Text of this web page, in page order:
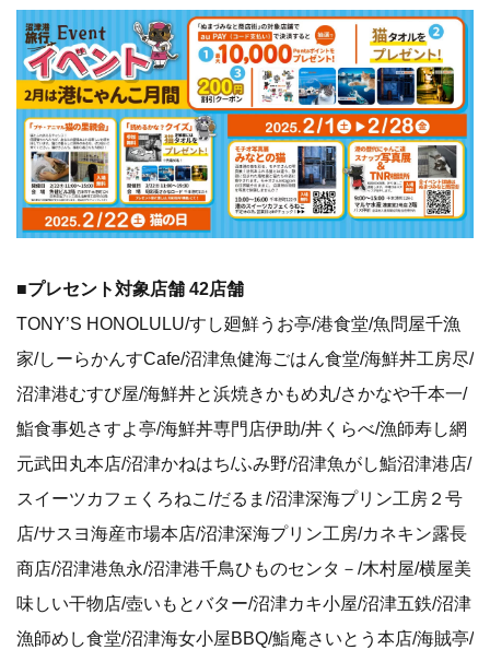
■プレセント対象店舗 42店舗
TONY’S HONOLULU/すし廻鮮うお亭/港食堂/魚問屋千漁
家/しーらかんすCafe/沼津魚健海ごはん食堂/海鮮丼工房尽/
沼津港むすび屋/海鮮丼と浜焼きかもめ丸/さかなや千本一/
鮨食事処さすよ亭/海鮮丼専門店伊助/丼くらべ/漁師寿し網
元武田丸本店/沼津かねはち/ふみ野/沼津魚がし鮨沼津港店/
スイーツカフェくろねこ/だるま/沼津深海プリン工房２号
店/サスヨ海産市場本店/沼津深海プリン工房/カネキン露長
商店/沼津港魚永/沼津港千鳥ひものセンタ－/木村屋/横屋美
味しい干物店/壺いもとバター/沼津カキ小屋/沼津五鉄/沼津
漁師めし食堂/沼津海女小屋BBQ/鮨庵さいとう本店/海賊亭/